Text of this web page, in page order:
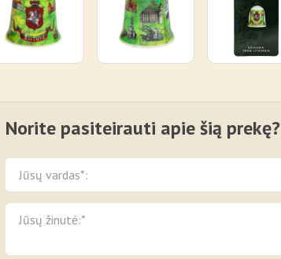
Norite pasiteirauti apie šią prekę?